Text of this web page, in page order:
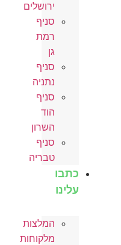
ירושלים
סניף
רמת
גן
סניף
נתניה
סניף
הוד
השרון
סניף
טבריה
כתבו
עלינו
המלצות
מלקוחות